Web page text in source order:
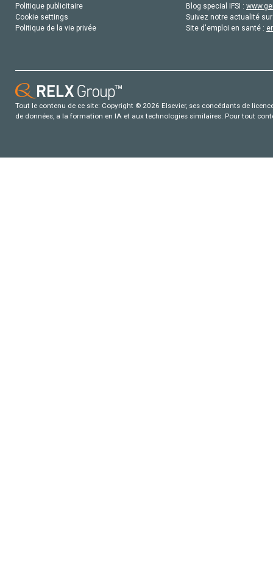
Politique publicitaire
Cookie settings
Politique de la vie privée
Blog special IFSI :
Suivez notre actualité
Site d'emploi en santé :
Tout le contenu de ce site: Copyright © 2026 Elsevier, ses concédants de
de données, a la formation en IA et aux technologies similaires. Pour tout